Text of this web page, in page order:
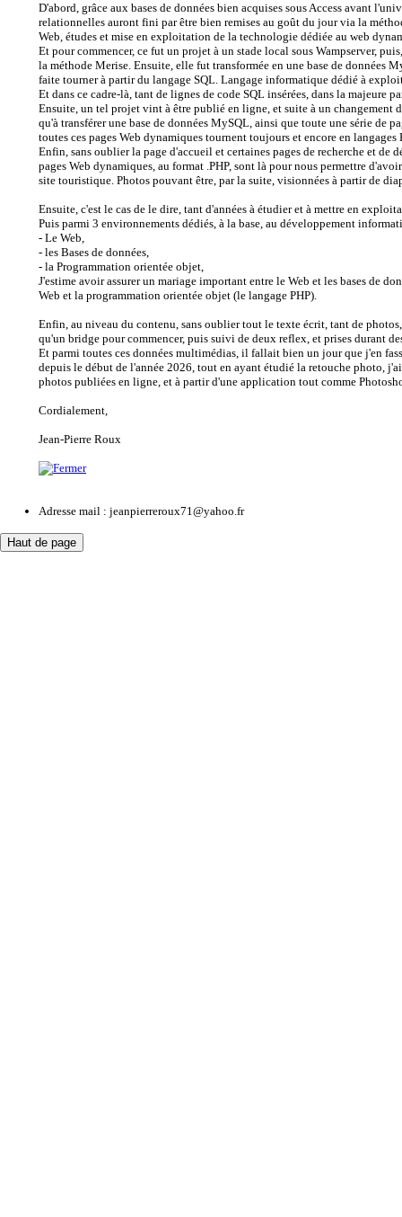
D'abord, grâce aux bases de données bien acquises sous Access avant
relationnelles auront fini par être bien remises au goût du jour via la
Web, études et mise en exploitation de la technologie dédiée au web
Et pour commencer, ce fut un projet à un stade local sous Wampserver,
la méthode Merise. Ensuite, elle fut transformée en une base de données
faite tourner à partir du langage SQL. Langage informatique dédié à
Et dans ce cadre-là, tant de lignes de code SQL insérées, dans la majeure
Ensuite, un tel projet vint à être publié en ligne, et suite à un changement
qu'à transférer une base de données MySQL, ainsi que toute une série de
toutes ces pages Web dynamiques tournent toujours et encore en
Enfin, sans oublier la page d'accueil et certaines pages de recherche et de
pages Web dynamiques, au format .PHP, sont là pour nous permettre
site touristique. Photos pouvant être, par la suite, visionnées à partir de
Ensuite, c'est le cas de le dire, tant d'années à étudier et à mettre en
Puis parmi 3 environnements dédiés, à la base, au développement
- Le Web,
- les Bases de données,
- la Programmation orientée objet,
J'estime avoir assurer un mariage important entre le Web et les bases de
Web et la programmation orientée objet (le langage PHP).
Enfin, au niveau du contenu, sans oublier tout le texte écrit, tant de
qu'un bridge pour commencer, puis suivi de deux reflex, et prises durant
Et parmi toutes ces données multimédias, il fallait bien un jour que j'en
depuis le début de l'année 2026, tout en ayant étudié la retouche photo,
photos publiées en ligne, et à partir d'une application tout comme
Cordialement,
Jean-Pierre Roux
Adresse mail : jeanpierreroux71@yahoo.fr
Haut de page